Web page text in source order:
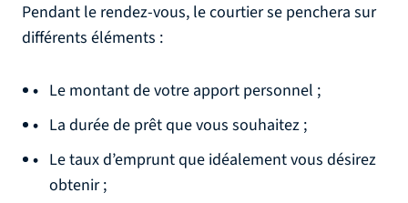
Pendant le rendez-vous, le courtier se penchera sur
différents éléments :
Le montant de votre apport personnel ;
La durée de prêt que vous souhaitez ;
Le taux d’emprunt que idéalement vous désirez
obtenir ;